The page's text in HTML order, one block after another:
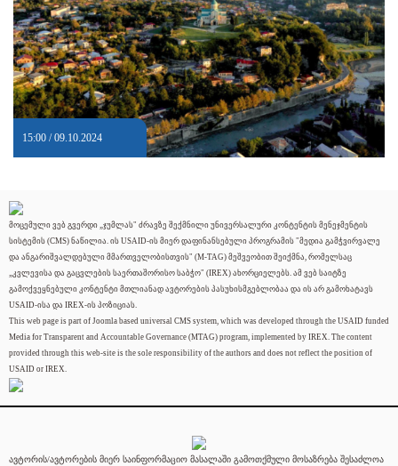
15:00 / 09.10.2024
მოცემული ვებ გვერდი „ჯუმლას" ძრავზე შექმნილი უნივერსალური კონტენტის მენეჯმენტის
სისტემის (CMS) ნაწილია. ის USAID-ის მიერ დაფინანსებული პროგრამის "მედია გამჭვირვალე
და ანგარიშვალდებული მმართველობისთვის" (M-TAG) მეშვეობით შეიქმნა, რომელსაც
„კვლევისა და გაცვლების საერთაშორისო საბჭო" (IREX) ახორციელებს. ამ ვებ საიტზე
გამოქვეყნებული კონტენტი მთლიანად ავტორების პასუხისმგებლობაა და ის არ გამოხატავს
USAID-ისა და IREX-ის პოზიციას.
This web page is part of Joomla based universal CMS system, which was developed through the USAID funded
Media for Transparent and Accountable Governance (MTAG) program, implemented by IREX. The content
provided through this web-site is the sole responsibility of the authors and does not reflect the position of
USAID or IREX.
ავტორის/ავტორების მიერ საინფორმაციო მასალაში გამოთქმული მოსაზრება შესაძლოა